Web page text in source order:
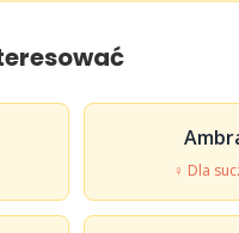
♀ Dla